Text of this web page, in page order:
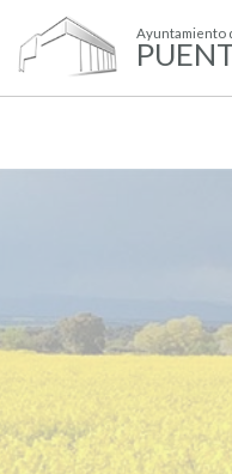
Ayuntamiento